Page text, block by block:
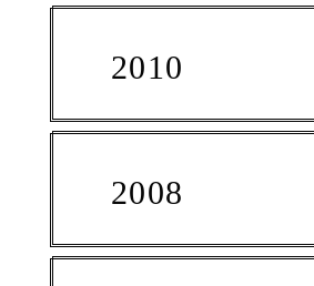
2010
2008